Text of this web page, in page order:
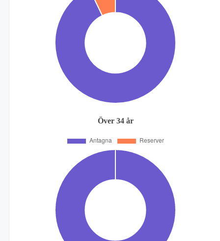
Över 34 år